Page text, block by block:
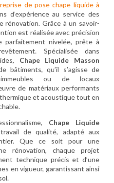
de pose chape liquide à
d’expérience au service des
Grâce à un savoir-
est réalisée avec précision
parfaitement nivelée, prête à
Spécialisée dans
Chape Liquide Masson
qu’il s’agisse de
ou de locaux
de matériaux performants
et acoustique tout en
Chape Liquide
de qualité, adapté aux
Que ce soit pour une
rénovation, chaque projet
technique précis et d’une
en vigueur, garantissant ainsi